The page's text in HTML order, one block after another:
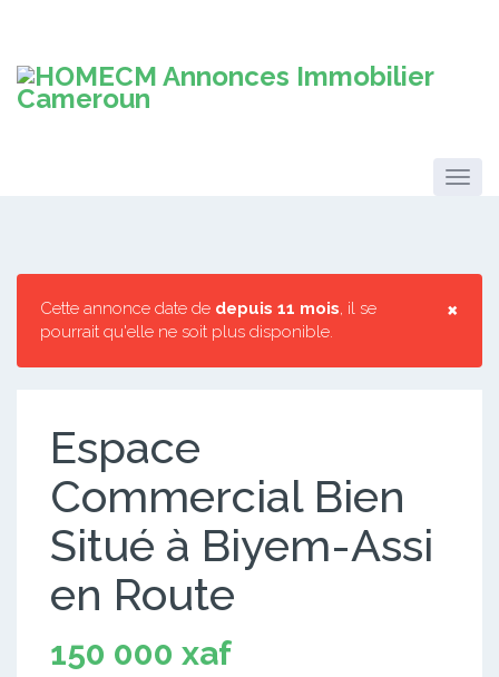
×
Cette annonce date de depuis 11 mois, il se
pourrait qu'elle ne soit plus disponible.
Espace
Commercial Bien
Situé à Biyem-Assi
en Route
150 000 xaf